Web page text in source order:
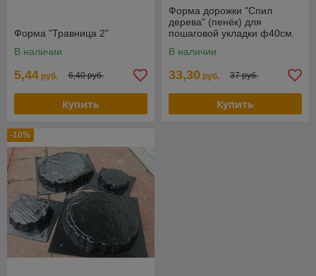
Форма "Травница 2"
В наличии
5,44 руб. 6,40 руб.
Купить
Форма дорожки "Спил
дерева" (пенёк) для
пошаговой укладки ф40см.
В наличии
33,30 руб. 37 руб.
Купить
-10%